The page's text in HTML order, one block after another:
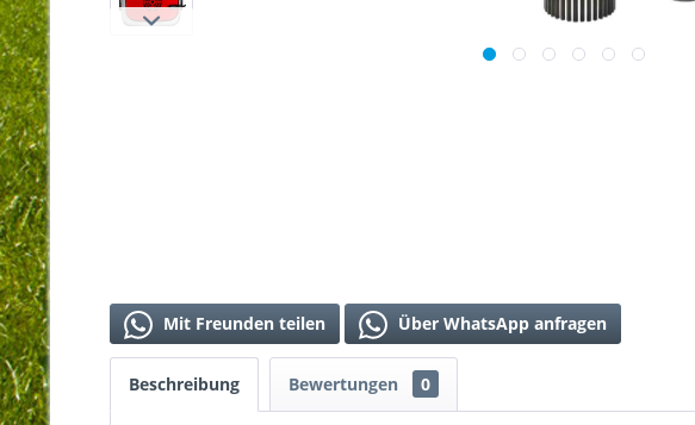
Mit Freunden teilen Über WhatsApp anfragen
Beschreibung Bewertungen 0